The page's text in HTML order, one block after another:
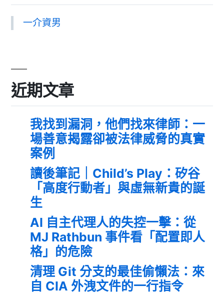
一介資男
近期文章
我找到漏洞，他們找來律師：一
場善意揭露卻被法律威脅的真實
案例
讀後筆記｜Child’s Play：矽谷
「高度行動者」與虛無新貴的誕
生
AI 自主代理人的失控一擊：從
MJ Rathbun 事件看「配置即人
格」的危險
清理 Git 分支的最佳偷懶法：來
自 CIA 外洩文件的一行指令